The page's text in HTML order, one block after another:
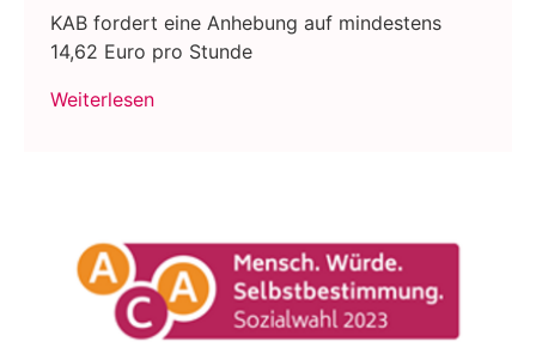
KAB fordert eine Anhebung auf mindestens
14,62 Euro pro Stunde
Weiterlesen